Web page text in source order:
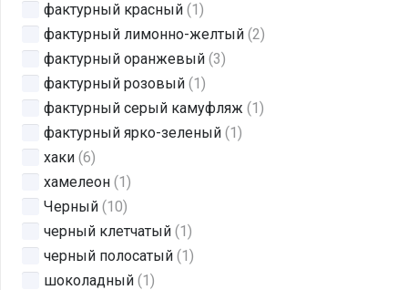
фактурный красный (1)
фактурный лимонно-желтый (2)
фактурный оранжевый (3)
фактурный розовый (1)
фактурный серый камуфляж (1)
фактурный ярко-зеленый (1)
хаки (6)
хамелеон (1)
Черный (10)
черный клетчатый (1)
черный полосатый (1)
шоколадный (1)